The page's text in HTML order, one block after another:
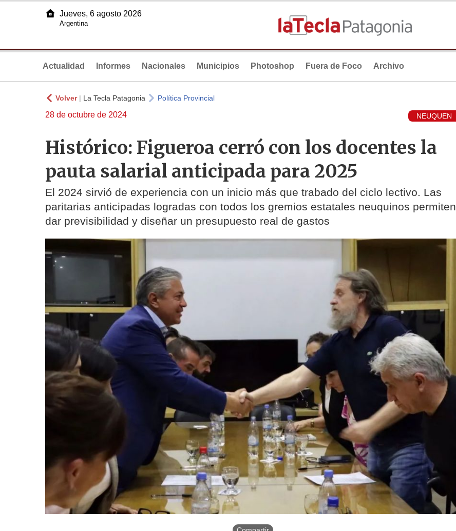
Jueves, 6 agosto 2026
Argentina
Actualidad Informes Nacionales Municipios Photoshop Fuera de Foco Archivo
Volver| La Tecla Patagonia Política Provincial
28 de octubre de 2024 NEUQUEN
Histórico: Figueroa cerró con los docentes la
pauta salarial anticipada para 2025
El 2024 sirvió de experiencia con un inicio más que trabado del ciclo lectivo. Las
paritarias anticipadas logradas con todos los gremios estatales neuquinos permiten
dar previsibilidad y diseñar un presupuesto real de gastos